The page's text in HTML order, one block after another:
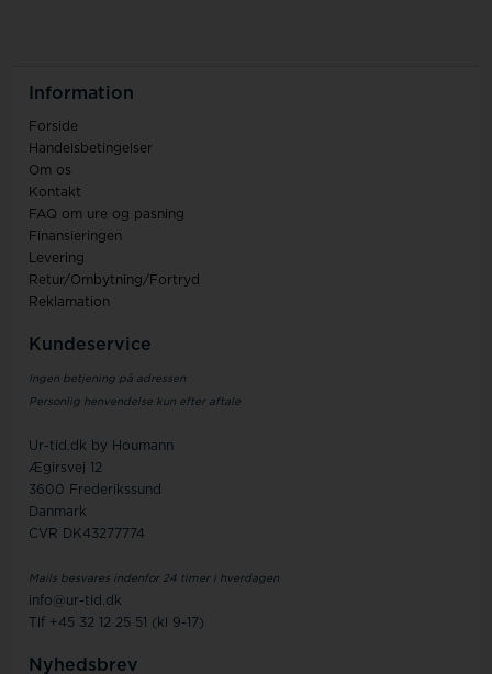
Information
Forside
Handelsbetingelser
Om os
Kontakt
FAQ om ure og pasning
Finansieringen
Levering
Retur/Ombytning/Fortryd
Reklamation
Kundeservice
Ingen betjening på adressen
Personlig henvendelse kun efter aftale
Ur-tid.dk by Houmann
Ægirsvej 12
3600 Frederikssund
Danmark
CVR DK43277774
Mails besvares indenfor 24 timer i hverdagen
info@ur-tid.dk
Tlf +45 32 12 25 51 (kl 9-17)
Nyhedsbrev